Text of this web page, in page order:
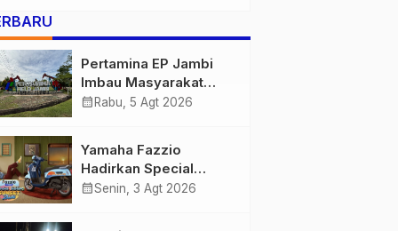
Pertamina EP Jambi
Imbau Masyarakat
Tidak Beraktivitas di
Bersama
calendar_month Rabu, 5 Agt 2026
Yamaha Fazzio
Hadirkan Special
Edition Sunset Blue,
calendar_monthSenin, 3 Agt 2026